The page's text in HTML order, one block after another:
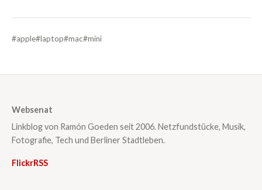
#apple#laptop#mac#mini
Websenat
Linkblog von Ramón Goeden seit 2006. Netzfundstücke, Musik,
Fotografie, Tech und Berliner Stadtleben.
FlickrRSS